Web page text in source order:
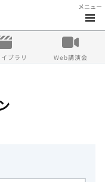
メニュー
ブラリ Web講演会